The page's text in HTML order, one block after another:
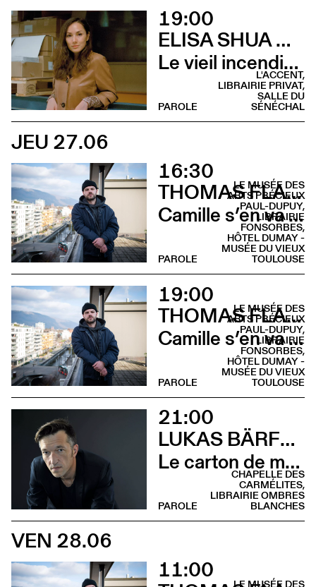
19:00
ELISA SHUA DUSAPIN
Le vieil incendie (Rencontre - L’Accent de Montrabé)
L'ACCENT,
LIBRAIRIE PRIVAT,
SALLE DU
SÉNÉCHAL
PAROLE
JEU 27.06
16:30
THOMAS FLAHAUT
Camille s’en va (Lecture musicale - Musée des Arts Précieux)
LE MUSÉE DES
ARTS PRÉCIEUX
PAUL-DUPUY,
LIBRAIRIE
FONSORBES,
HÔTEL DUMAY -
MUSÉE DU VIEUX
TOULOUSE
PAROLE
19:00
THOMAS FLAHAUT
Camille s’en va (Rencontre - Librairie Fonsorbes)
LE MUSÉE DES
ARTS PRÉCIEUX
PAUL-DUPUY,
LIBRAIRIE
FONSORBES,
HÔTEL DUMAY -
MUSÉE DU VIEUX
TOULOUSE
PAROLE
21:00
LUKAS BÄRFUSS
Le carton de mon père (Lecture - Chapelle des Carmélites)
CHAPELLE DES
CARMÉLITES,
LIBRAIRIE OMBRES
BLANCHES
PAROLE
VEN 28.06
11:00
LE MUSÉE DES